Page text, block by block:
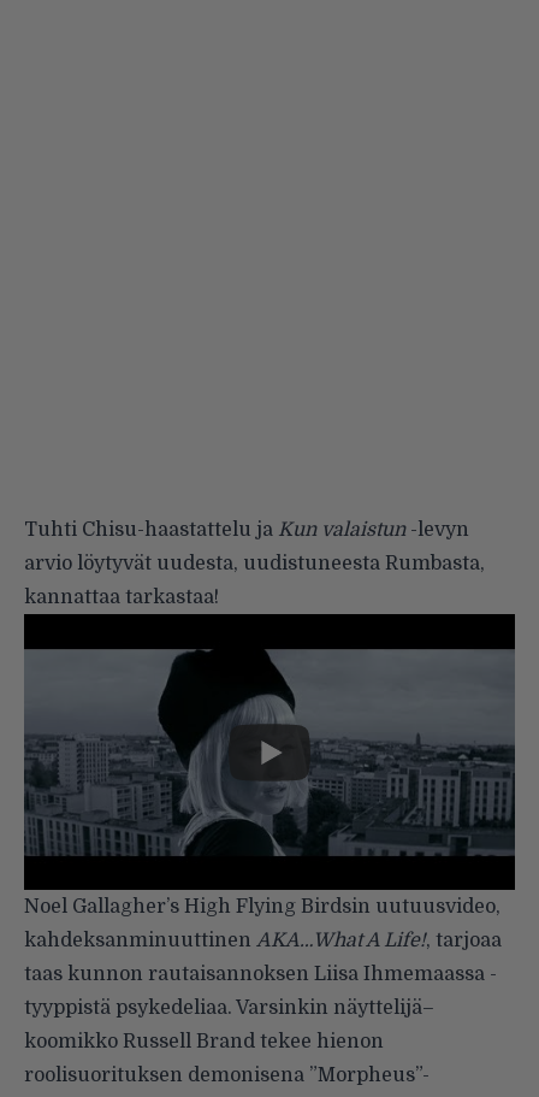
Tuhti Chisu-haastattelu ja Kun valaistun-levyn
arvio löytyvät uudesta, uudistuneesta Rumbasta,
kannattaa tarkastaa!
Noel Gallagher’s High Flying Birdsin uutuusvideo,
kahdeksanminuuttinen AKA…What A Life!, tarjoaa
taas kunnon rautaisannoksen Liisa Ihmemaassa -
tyyppistä psykedeliaa. Varsinkin näyttelijä–
koomikko Russell Brand tekee hienon
roolisuorituksen demonisena ”Morpheus”-